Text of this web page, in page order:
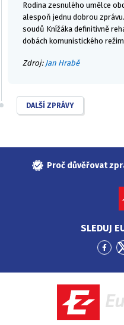
Rodina zesnulého umělce
alespoň jednu dobrou
soudů Knížáka definitivně
dobách komunistického
Zdroj: Jan Hrabě
DALŠÍ ZPRÁVY
Proč důvěřovat
SLEDUJ